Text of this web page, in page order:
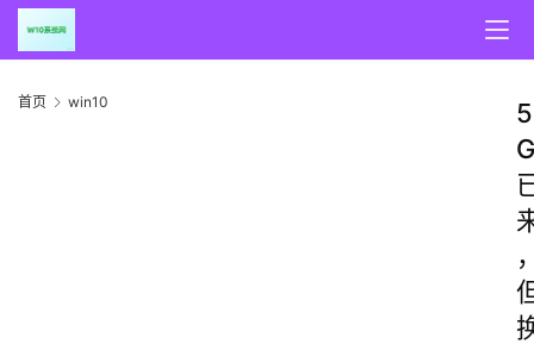
首页 win10
5
G